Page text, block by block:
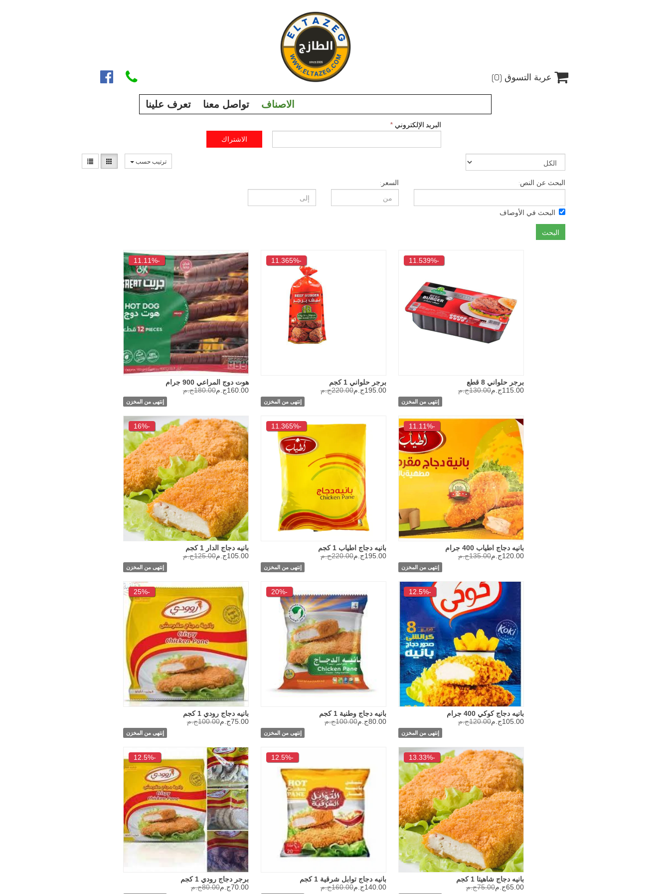
 عربة التسوق (0)
الاصناف تواصل معنا تعرف علينا
البريد الإلكتروني *
الاشتراك


ترتيب حسب
البحث عن النص:
البحث في الأوصاف
السعر:
البحث
-11.539%
برجر حلواني 8 قطع
115.00ج.م
130.00ج.م
إنتهى من المخزن
-11.365%
برجر حلواني 1 كجم
195.00ج.م
220.00ج.م
إنتهى من المخزن
-11.11%
هوت دوج المراعي 900 جرام
160.00ج.م
180.00ج.م
إنتهى من المخزن
-11.11%
بانيه دجاج اطياب 400 جرام
120.00ج.م
135.00ج.م
إنتهى من المخزن
-11.365%
بانيه دجاج اطياب 1 كجم
195.00ج.م
220.00ج.م
إنتهى من المخزن
-16%
بانيه دجاج الدار 1 كجم
105.00ج.م
125.00ج.م
إنتهى من المخزن
-12.5%
بانيه دجاج كوكي 400 جرام
105.00ج.م
120.00ج.م
إنتهى من المخزن
-20%
بانيه دجاج وطنية 1 كجم
80.00ج.م
100.00ج.م
إنتهى من المخزن
-25%
بانيه دجاج رودي 1 كجم
75.00ج.م
100.00ج.م
إنتهى من المخزن
-13.33%
بانيه دجاج شاهيتا 1 كجم
65.00ج.م
75.00ج.م
-12.5%
بانيه دجاج توابل شرقية 1 كجم
140.00ج.م
160.00ج.م
-12.5%
برجر دجاج رودي 1 كجم
70.00ج.م
80.00ج.م